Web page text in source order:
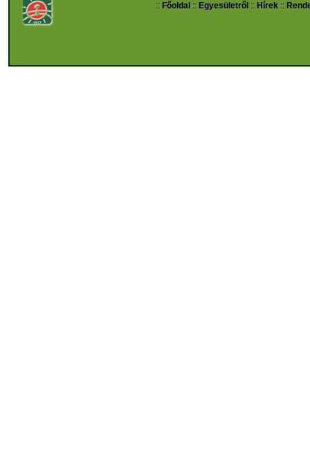
:: Főoldal :: Egyesületről :: Hírek ::